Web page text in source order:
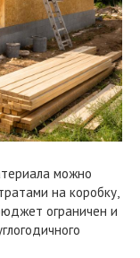
можно
на коробку,
ограничен и